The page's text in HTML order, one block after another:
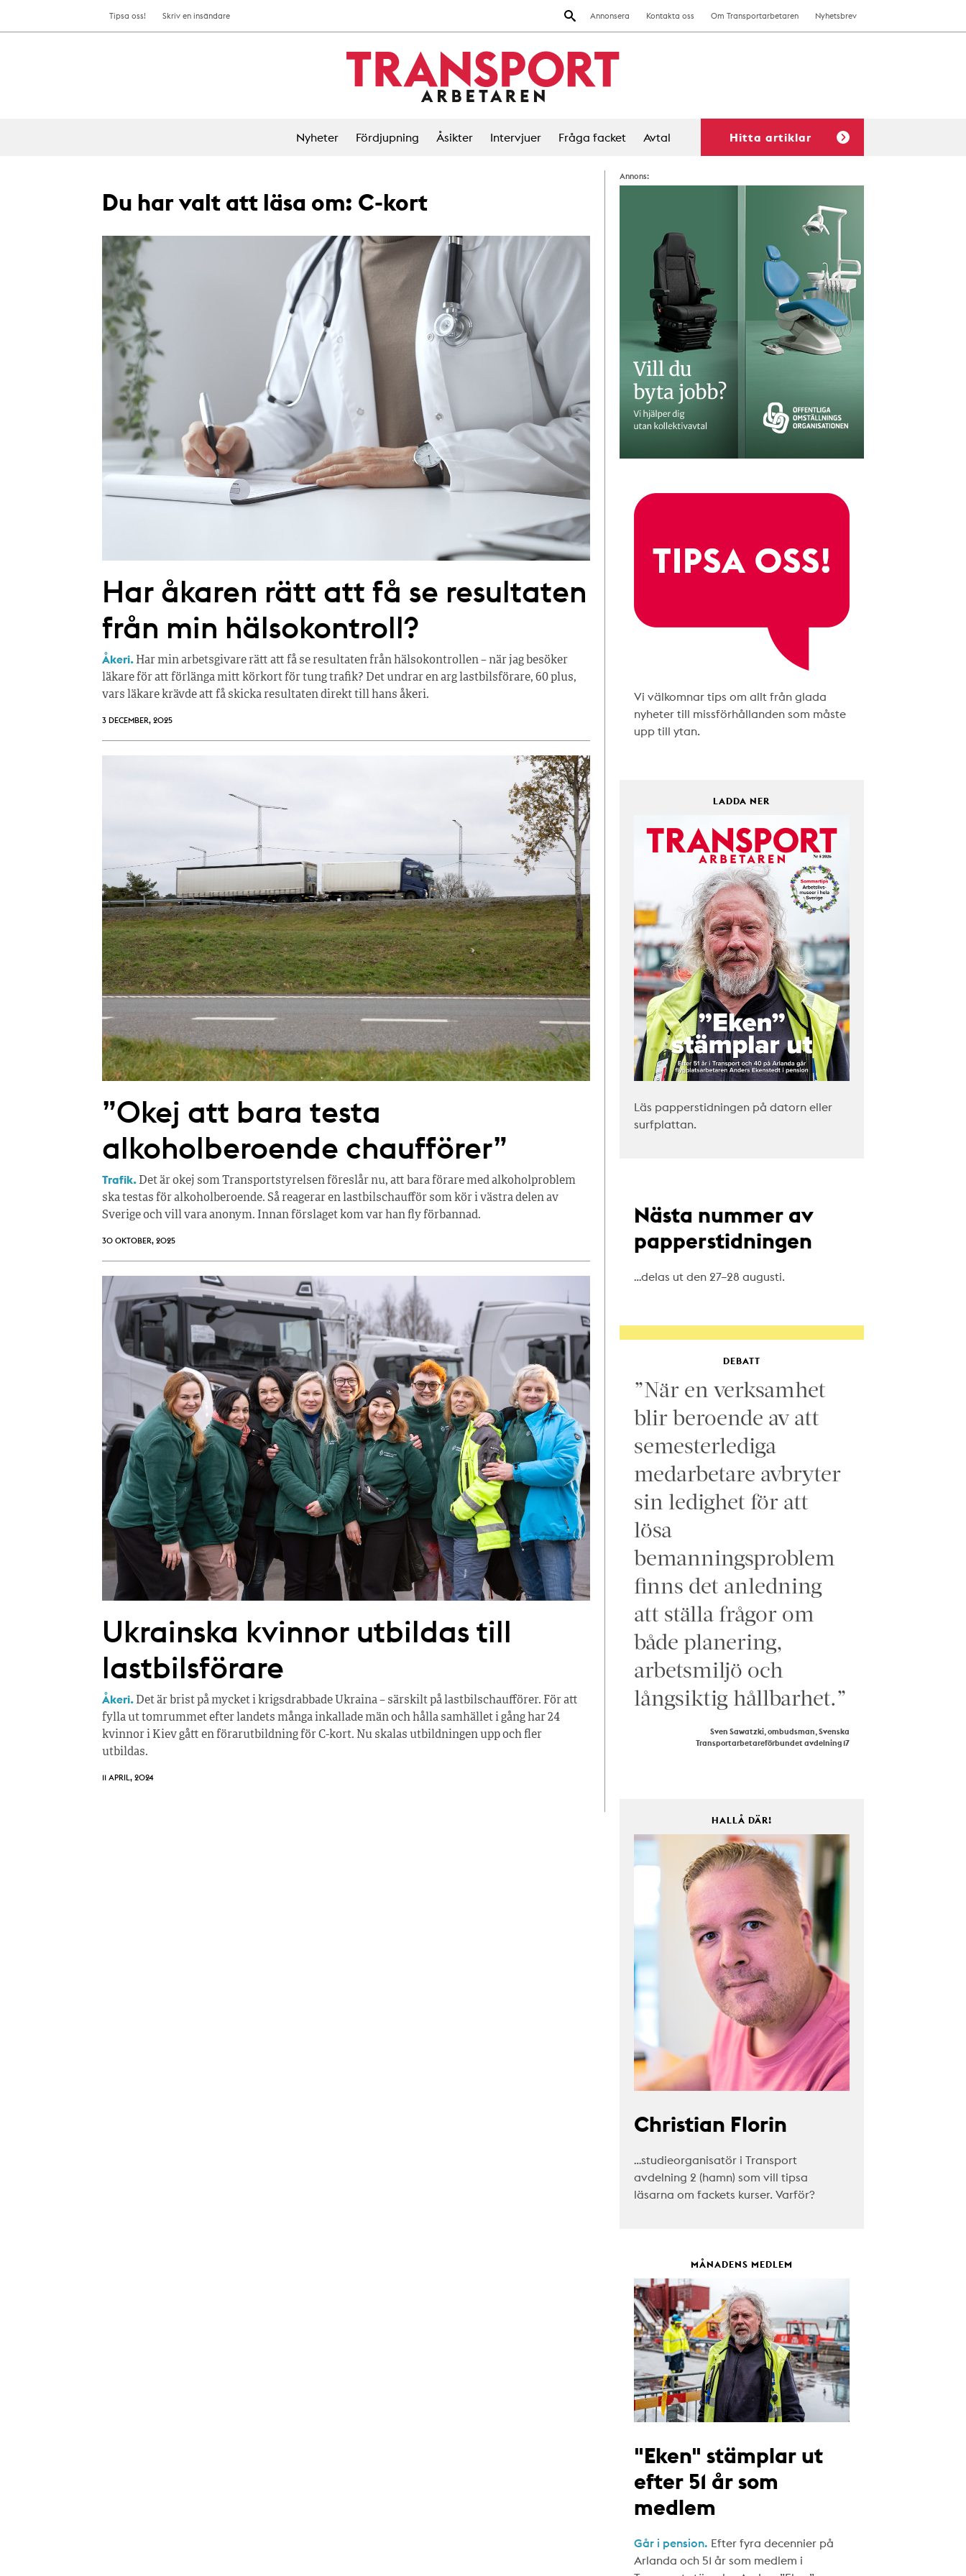
Annonsera Kontakta oss Om Transportarbetaren Nyhetsbrev
Tipsa oss! Skriv en insändare
Nyheter Fördjupning Åsikter Intervjuer Fråga facket Avtal Hitta artiklar
Du har valt att läsa om: C-kort
Har åkaren rätt att få se resultaten
från min hälsokontroll?
Åkeri. Har min arbetsgivare rätt att få se resultaten från hälsokontrollen – när jag besöker
läkare för att förlänga mitt körkort för tung trafik? Det undrar en arg lastbilsförare, 60 plus,
vars läkare krävde att få skicka resultaten direkt till hans åkeri.
3 DECEMBER, 2025
”Okej att bara testa
alkoholberoende chaufförer”
Trafik. Det är okej som Transportstyrelsen föreslår nu, att bara förare med alkoholproblem
ska testas för alkoholberoende. Så reagerar en lastbilschaufför som kör i västra delen av
Sverige och vill vara anonym. Innan förslaget kom var han fly förbannad.
30 OKTOBER, 2025
Ukrainska kvinnor utbildas till
lastbilsförare
Åkeri. Det är brist på mycket i krigsdrabbade Ukraina – särskilt på lastbilschaufförer. För att
fylla ut tomrummet efter landets många inkallade män och hålla samhället i gång har 24
kvinnor i Kiev gått en förarutbildning för C-kort. Nu skalas utbildningen upp och fler
utbildas.
11 APRIL, 2024
Annons:
Vi välkomnar tips om allt från glada
nyheter till missförhållanden som måste
upp till ytan.
LADDA NER
Läs papperstidningen på datorn eller
surfplattan.
Nästa nummer av
papperstidningen
…delas ut den 27–28 augusti.
DEBATT
”När en verksamhet
blir beroende av att
semesterlediga
medarbetare avbryter
sin ledighet för att
lösa
bemanningsproblem
finns det anledning
att ställa frågor om
både planering,
arbetsmiljö och
långsiktig hållbarhet.”
Sven Sawatzki, ombudsman, Svenska
Transportarbetareförbundet avdelning 17
HALLÅ DÄR!
Christian Florin
…studieorganisatör i Transport
avdelning 2 (hamn) som vill tipsa
läsarna om fackets kurser. Varför?
MÅNADENS MEDLEM
"Eken" stämplar ut
efter 51 år som
medlem
Går i pension. Efter fyra decennier på
Arlanda och 51 år som medlem i